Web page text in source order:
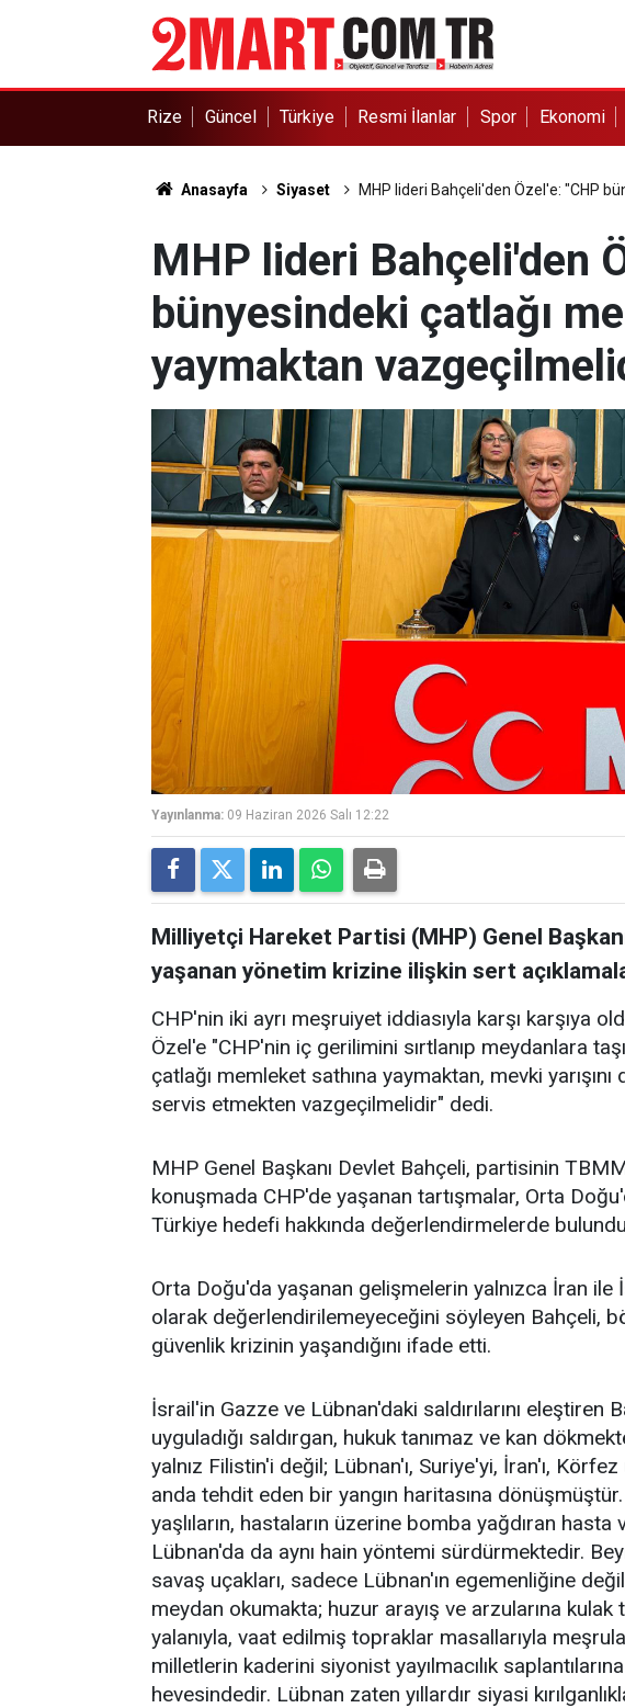
Rize Güncel Türkiye Resmi İlanlar Spor Ekonomi
Anasayfa Siyaset MHP lideri Bahçeli'den Özel'e: "CHP
MHP lideri Bahçeli'den
bünyesindeki çatlağı
yaymaktan
Yayınlanma: 09 Haziran 2026 Salı 12:22
Milliyetçi Hareket Partisi (MHP) Genel
yaşanan yönetim krizine ilişkin sert
CHP'nin iki ayrı meşruiyet iddiasıyla karşı karşıya
Özel'e "CHP'nin iç gerilimini sırtlanıp meydanlara
çatlağı memleket sathına yaymaktan, mevki
servis etmekten vazgeçilmelidir" dedi.
MHP Genel Başkanı Devlet Bahçeli, partisinin
konuşmada CHP'de yaşanan tartışmalar, Orta
Türkiye hedefi hakkında değerlendirmelerde
Orta Doğu'da yaşanan gelişmelerin yalnızca İran ile
olarak değerlendirilemeyeceğini söyleyen Bahçeli,
güvenlik krizinin yaşandığını ifade etti.
İsrail'in Gazze ve Lübnan'daki saldırılarını eleştiren
uyguladığı saldırgan, hukuk tanımaz ve kan
yalnız Filistin'i değil; Lübnan'ı, Suriye'yi, İran'ı,
anda tehdit eden bir yangın haritasına
yaşlıların, hastaların üzerine bomba yağdıran
Lübnan'da da aynı hain yöntemi sürdürmektedir.
savaş uçakları, sadece Lübnan'ın egemenliğine
meydan okumakta; huzur arayış ve arzularına kulak
yalanıyla, vaat edilmiş topraklar masallarıyla
milletlerin kaderini siyonist yayılmacılık
hevesindedir. Lübnan zaten yıllardır siyasi